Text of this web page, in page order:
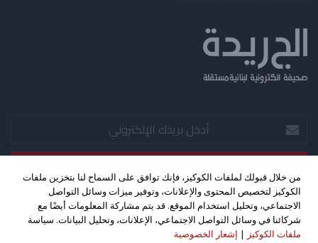
أدخل
بريدك
الإلكتروني
فيسبوك
‫X
‫YouTube
من خلال قبولك لملفات الكوكيز، فإنك توافق على السماح لنا بتخزين ملفات
الكوكيز لتخصيص المحتوى والإعلانات، وتوفير ميزات وسائل التواصل
الاجتماعي، وتحليل استخدام الموقع. قد يتم مشاركة المعلومات أيضًا مع
شركائنا في وسائل التواصل الاجتماعي، الإعلانات، وتحليل البيانات. سياسة
ملفات الكوكيز | إشعار الخصوصية